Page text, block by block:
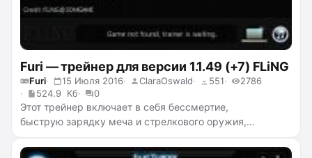
Furi — трейнер для версии 1.1.49 (+7) FLiNG
Furi 15 Июля 2016 ClaraOswald 551
2786
524.9 Кб
0
Этот трейнер включает в себя бессмертие,
быструю зарядку меча и стрелкового оружия,
суперскорость и замедление времени.